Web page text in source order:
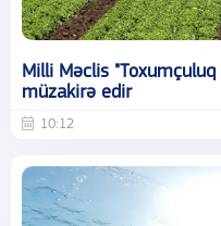
Milli Məclis
müzakirə edir
10:12